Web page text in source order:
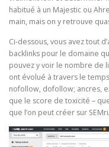
habitué à un Majestic ou
main, mais on y retrouve
Ci-dessous, vous avez tout
backlinks pour le domaine
pouvez y voir le nombre de
ont évolué à travers le
nofollow, dofollow; ancres,
que le score de toxicité –
que l’on peut créer sur